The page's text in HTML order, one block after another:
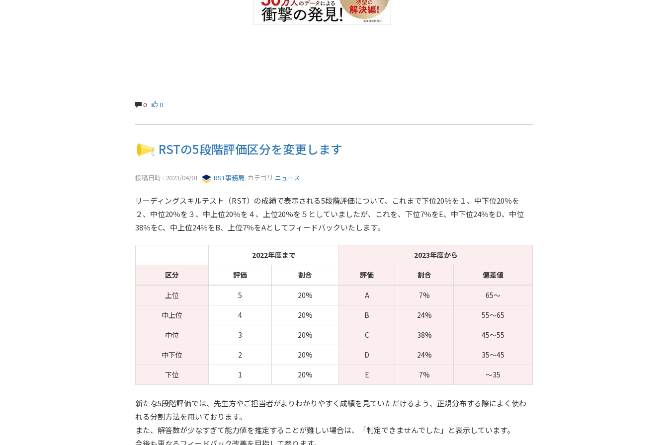
0 0
RSTの5段階評価区分を変更します
投稿日時 : 2023/04/01 RST事務局 カテゴリ:ニュース
リーディングスキルテスト（RST）の成績で表示される5段階評価について、これまで下位20％を１、中下位20％を
２、中位20％を３、中上位20％を４、上位20％を５としていましたが、これを、下位7％をE、中下位24％をD、中位
38％をC、中上位24％をB、上位7％をAとしてフィードバックいたします。
2022年度まで
2023年度から
区分
評価 割合 評価 割合 偏差値
上位 5 20% A 7%
65～
中上位
4 20% B 24%
55～65
中位
3 20% C 38%
45～55
中下位
2 20% D 24%
35～45
下位
1 20% E 7% ～35
新たな5段階評価では、先生方やご担当者がよりわかりやすく成績を見ていただけるよう、正規分布する際によく使わ
れる分割方法を用いております。
また、解答数が少なすぎて能力値を推定することが難しい場合は、「判定できませんでした」と表示しています。